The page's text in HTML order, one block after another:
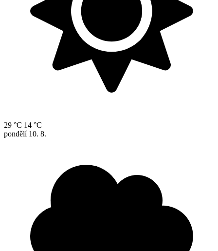
29 °C 14 °C
pondělí 10. 8.